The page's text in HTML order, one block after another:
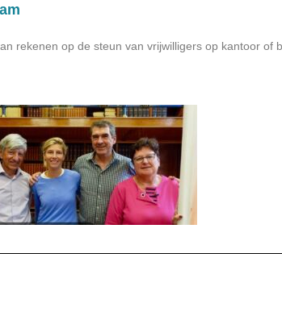
rekenen op de steun van vrijwilligers op kantoor of